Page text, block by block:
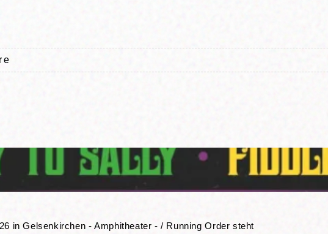
in Gelsenkirchen - Amphitheater - / Running Order steht